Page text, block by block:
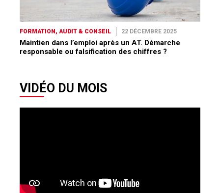
FORMATION, AUDIT & CONSEIL 22 DÉCEMBRE 2025
Maintien dans l’emploi après un AT. Démarche
responsable ou falsification des chiffres ?
VIDÉO DU MOIS